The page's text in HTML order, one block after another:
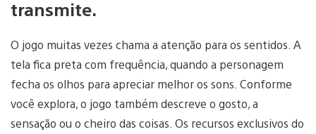
transmite.
O jogo muitas vezes chama a atenção para os sentidos. A
tela fica preta com frequência, quando a personagem
fecha os olhos para apreciar melhor os sons. Conforme
você explora, o jogo também descreve o gosto, a
sensação ou o cheiro das coisas. Os recursos exclusivos do